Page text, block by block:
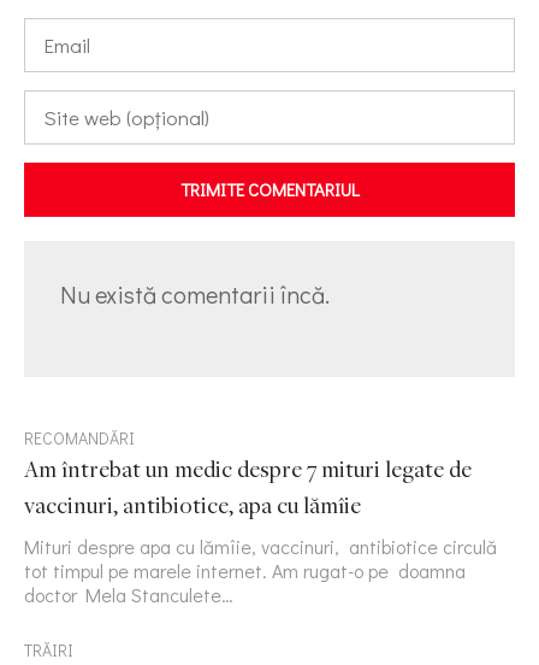
TRIMITE COMENTARIUL
Nu există comentarii încă.
RECOMANDĂRI
Am întrebat un medic despre 7 mituri legate de
vaccinuri, antibiotice, apa cu lămîie
Mituri despre apa cu lămîie, vaccinuri, antibiotice circulă
tot timpul pe marele internet. Am rugat-o pe doamna
doctor Mela Stanculete…
TRĂIRI